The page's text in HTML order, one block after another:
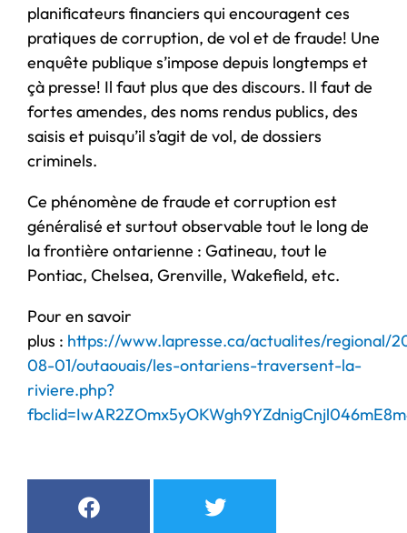
planificateurs financiers qui encouragent ces
pratiques de corruption, de vol et de fraude! Une
enquête publique s’impose depuis longtemps et
çà presse! Il faut plus que des discours. Il faut de
fortes amendes, des noms rendus publics, des
saisis et puisqu’il s’agit de vol, de dossiers
criminels.
Ce phénomène de fraude et corruption est
généralisé et surtout observable tout le long de
la frontière ontarienne : Gatineau, tout le
Pontiac, Chelsea, Grenville, Wakefield, etc.
Pour en savoir
plus : https://www.lapresse.ca/actualites/regional/
08-01/outaouais/les-ontariens-traversent-la-
riviere.php?